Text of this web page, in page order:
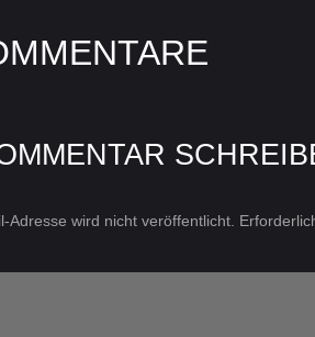
Adresse wird nicht veröffentlicht.